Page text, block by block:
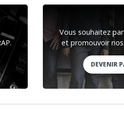
Vous souhaitez
et promouvoir
DEVENIR